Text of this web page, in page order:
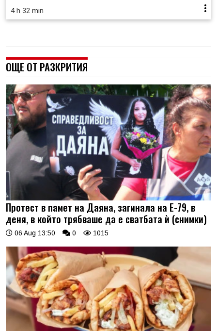
4 h 32 min
ОЩЕ ОТ РАЗКРИТИЯ
Протест в памет на Даяна, загинала на Е-79, в
деня, в който трябваше да е сватбата ѝ (снимки)
06 Aug 13:50 0 1015